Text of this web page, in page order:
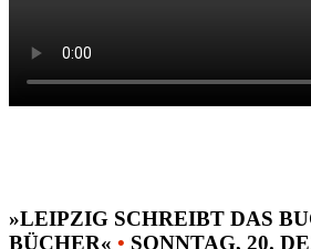
»LEIPZIG SCHREIBT DAS
BÜCHER« • SONNTAG, 20.